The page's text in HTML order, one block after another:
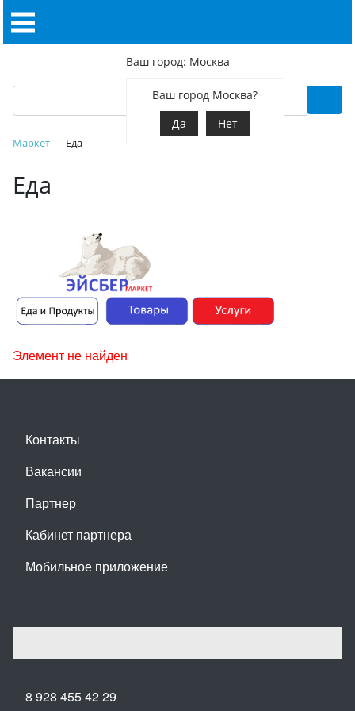
Ваш город: Москва
Ваш город Москва?
Да
Нет
Маркет Еда
Еда
Элемент не найден
Контакты
Вакансии
Партнер
Кабинет партнера
Мобильное приложение
8 928 455 42 29